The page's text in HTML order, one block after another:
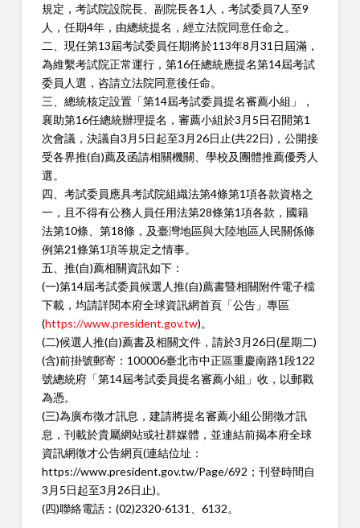
規定，考試院設院長、副院長各1人，考試委員7人至9
人， 任期4年，由總統提名，經立法院同意任命之。
二、現任第13屆考試委員任期將於113年8月31日屆滿，
為維繫考試院正常運行，第16任總統應提名第14屆考試
委員 人選，咨請立法院同意後任命。
三、總統核定設置「第14屆考試委員提名審薦小組」，
襄助第16任總統辦理提名，審薦小組於3月5日召開第1
次會議，決議自3月5日起至3月26日止(共22日)，公開接
受各界推(自)薦及函請相關機關、學校及團體推薦優秀人
選。
四、考試委員應具考試院組織法第4條第1項各款資格之
一，且不得有公務人員任用法第28條第1項各款，國籍
法第10條、第18條，及臺灣地區與大陸地區人民關係條
例第21條第1項等規定之情事。
五、推(自)薦相關資訊如下：
(一)第14屆考試委員候選人推(自)薦書暨相關附件電子檔
下載，均請詳閱本府全球資訊網首頁「公告」專區
(https://www.president.gov.tw)。
(二)候選人推(自)薦書及相關文件，請於3月26日(星期二)
(含)前掛號郵寄：100006臺北市中正區重慶南路1段122
號總統府「第14屆考試委員提名審薦小組」收，以郵戳
為憑。
(三)為廣布徵才訊息，建請將提名審薦小組公開徵才訊
息，刊載於貴屬網站或社群媒體，並連結前揭本府全球
資訊網徵才公告網頁(連結位址：
https://www.president.gov.tw/Page/692；刊登時間自
3 月5日起至3月26日止)。
(四)聯絡電話：(02)2320-6131、6132。